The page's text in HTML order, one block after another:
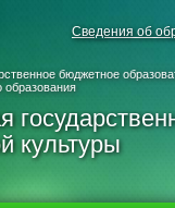
Сведения об
бюджетное
культуры